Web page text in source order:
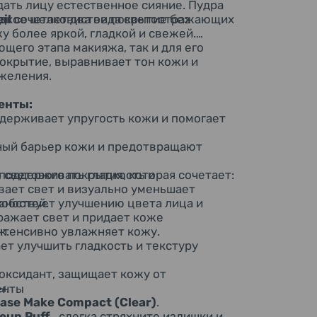
лицу естественное сияние. Пудра
шелковистое покрытие без
сочетает два вида светоотражающих
более яркой, гладкой и свежей.
этапа макияжа, так и для его
выравнивает тон кожи и
упругость кожи и помогает
барьер кожи и предотвращают
гладкость и
улучшению цвета лица и
увлажняет кожу.
улучшить гладкость и текстуру
защищает кожу от
покрытия, которая сочетает:
свет и визуально уменьшает
свет и придает коже
Make Compact (Clear).